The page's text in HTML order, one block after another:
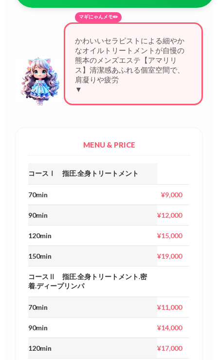
マギにゃんメモ✏️
かわいいセラピストによる細やか
なオイルトリートメントが自慢の
熊本のメンズエステ【アマリリ
ス】清潔感あふれる個室空間で、
肩凝りや疲労を優しくケア
▼
MENU & PRICE
コースⅠ 指圧.全身トリートメント
70min ¥9,000
90min ¥12,000
120min ¥15,000
150min ¥19,000
コースⅡ 指圧.全身トリートメント.密
着.ディープリンパ
70min ¥11,000
90min ¥14,000
120min ¥17,000